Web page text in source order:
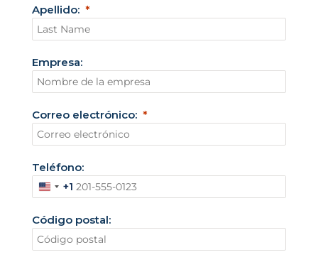
Apellido:
Empresa:
Correo electrónico:
Teléfono:
E
t
a
+1
Código postal: